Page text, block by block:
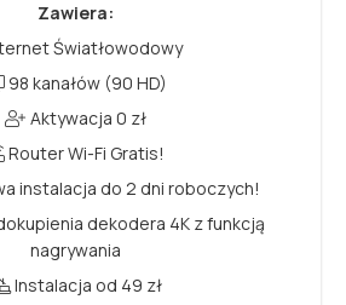
Zawiera:
Światłowodowy
98 kanałów (90 HD)
Aktywacja 0 zł
Router Wi-Fi Gratis!
instalacja do 2 dni roboczych!
dekodera 4K z funkcją
nagrywania
Instalacja od 49 zł